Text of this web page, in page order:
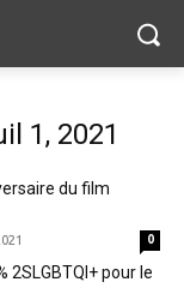
1, 2021
du film
0
2SLGBTQI+ pour le